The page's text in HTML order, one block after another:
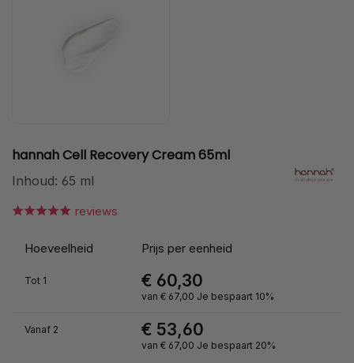
hannah Cell Recovery Cream 65ml
Inhoud: 65 ml
reviews
Hoeveelheid Prijs per eenheid
Tot 1 € 60,30
van € 67,00 Je bespaart 10%
Vanaf 2 € 53,60
van € 67,00 Je bespaart 20%